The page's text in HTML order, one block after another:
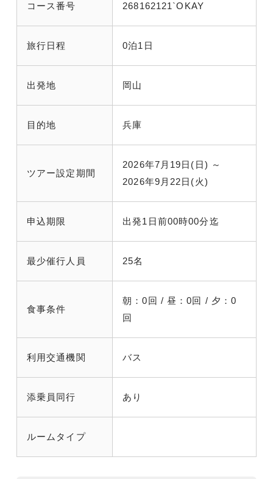
コース番号 268162121`OKAY
旅行日程 0泊1日
出発地 岡山
目的地 兵庫
ツアー設定期間
2026年7月19日(日) ～
2026年9月22日(火)
申込期限 出発1日前00時00分迄
最少催行人員 25名
食事条件
朝：0回 / 昼：0回 / 夕：0
回
利用交通機関 バス
添乗員同行 あり
ルームタイプ